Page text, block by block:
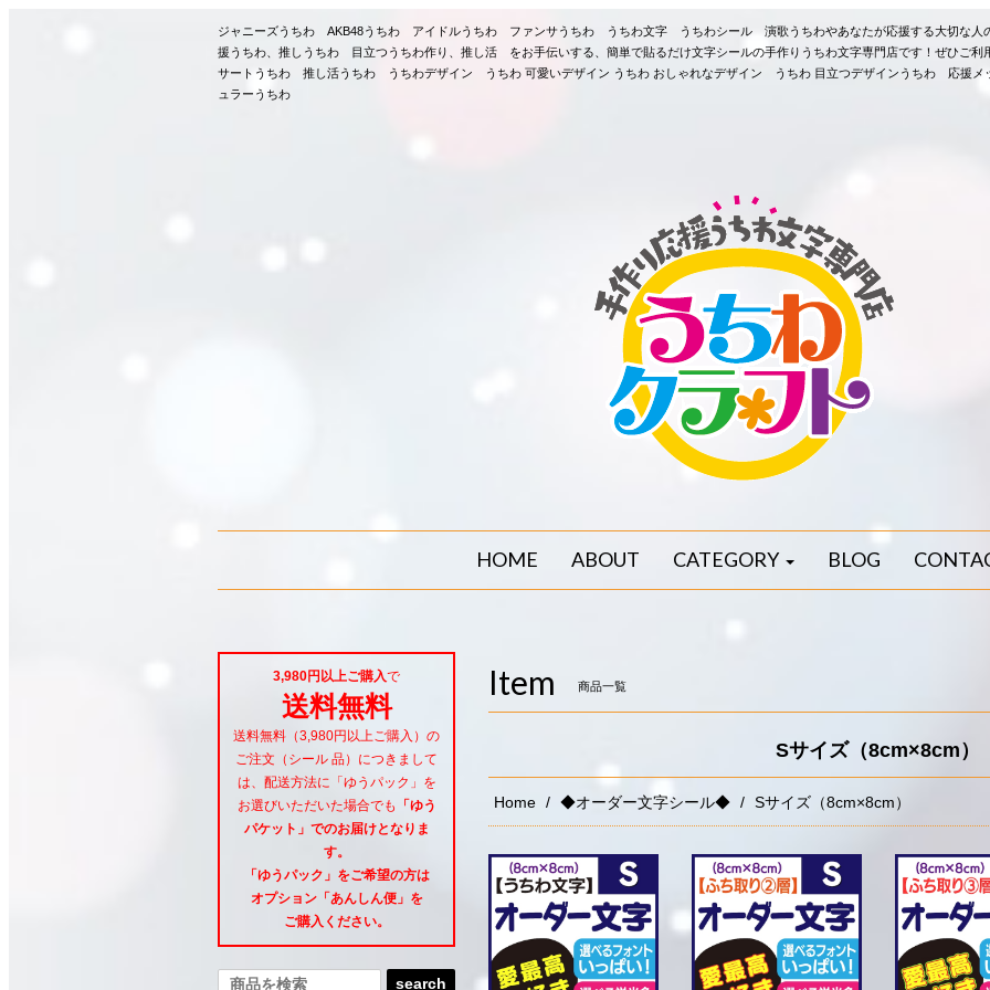
ジャニーズうちわ AKB48うちわ アイドルうちわ ファンサうちわ うちわ文字 うちわシール 演歌うちわやあなたが応援する大切な
援うちわ、推しうちわ 目立つうちわ作り、推し活 をお手伝いする、簡単で貼るだけ文字シールの手作りうちわ文字専門店です！ぜひご
サートうちわ 推し活うちわ うちわデザイン うちわ 可愛いデザイン うちわ おしゃれなデザイン うちわ 目立つデザインうちわ 応援
ュラーうちわ
HOME ABOUT CATEGORY BLOG
Item 商品一覧
Sサイズ（8cm×8cm）
Home ◆オーダー文字シール◆ Sサイズ（8cm×8cm）
3,980円以上ご購入で
送料無料
送料無料（3,980円以上ご購入）の
ご注文（シール 品）につきまして
は、配送方法に「ゆうパック」を
お選びいただいた場合でも
「ゆう
パケット」でのお届けとなりま
す。
「ゆうパック」をご希望の方は
オプション「あんしん便」 を
ご購入ください。
search